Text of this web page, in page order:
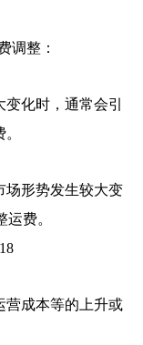
调整：
化时，通常会引
形势发生较大变
费。
成本等的上升或